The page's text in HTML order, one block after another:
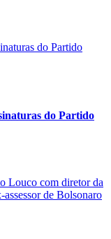
do Partido